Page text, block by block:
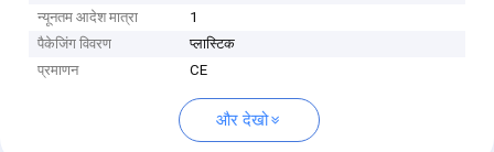
न्यूनतम आदेश मात्रा
1
पैकेजिंग विवरण
प्लास्टिक
प्रमाणन
CE
और देखो